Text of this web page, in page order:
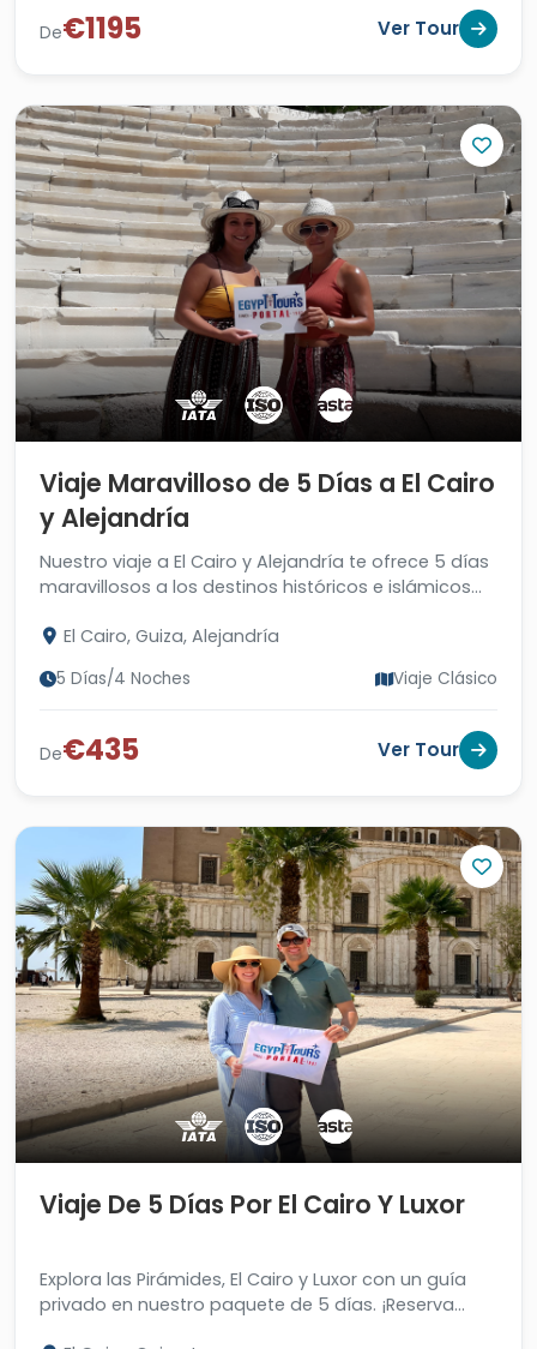
De€1195 Ver Tour
Viaje Maravilloso de 5 Días a El Cairo
y Alejandría
Nuestro viaje a El Cairo y Alejandría te ofrece 5 días
maravillosos a los destinos históricos e islámicos
El Cairo, Guiza, Alejandría
5 Días/4 Noches Viaje Clásico
De€435 Ver Tour
Viaje De 5 Días Por El Cairo Y Luxor
Explora las Pirámides, El Cairo y Luxor con un guía
privado en nuestro paquete de 5 días. ¡Reserva